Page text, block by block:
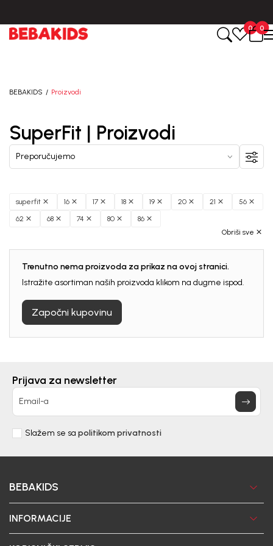
0
0
BEBAKIDS Proizvodi
SuperFit | Proizvodi
superfit 16 17 18 19 20 21
56
62
68 74 80
86
Obriši sve
Trenutno nema proizvoda za prikaz na ovoj stranici.
Istražite asortiman naših proizvoda klikom na dugme ispod.
Započni kupovinu
Prijava za newsletter
Email-a
Slažem se sa politikom privatnosti
BEBAKIDS
INFORMACIJE